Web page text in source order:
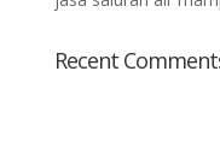
Recent